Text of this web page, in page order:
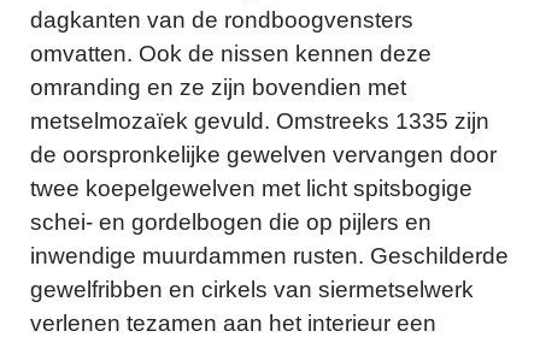
dagkanten van de rondboogvensters
omvatten. Ook de nissen kennen deze
omranding en ze zijn bovendien met
metselmozaïek gevuld. Omstreeks 1335 zijn
de oorspronkelijke gewelven vervangen door
twee koepelgewelven met licht spitsbogige
schei- en gordelbogen die op pijlers en
inwendige muurdammen rusten. Geschilderde
gewelfribben en cirkels van siermetselwerk
verlenen tezamen aan het interieur een